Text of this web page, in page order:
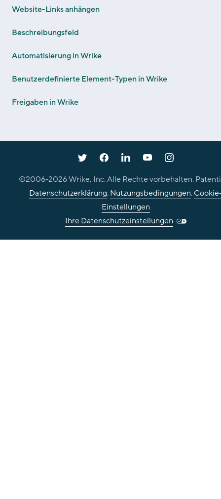
Website-Links anhängen
Beschreibungsfeld
Automatisierung in Wrike
Benutzerdefinierte Element-Typen in Wrike
Freigaben in Wrike
©2006-2026Wrike, Inc. Alle Rechte vorbehalten.
Datenschutzerklärung.Nutzungsbedingungen.
Einstellungen
Ihre Datenschutzeinstellungen